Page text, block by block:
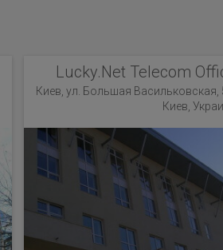
Lucky.Net Telecom
Киев, ул. Большая Васильковская,
Киев,